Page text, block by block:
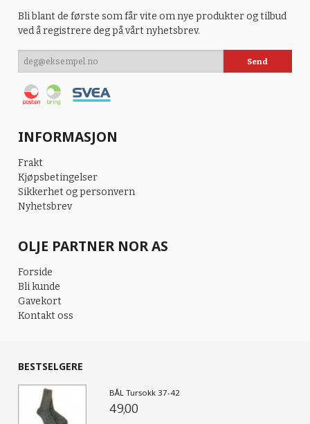
Bli blant de første som får vite om nye produkter og tilbud
ved å registrere deg på vårt nyhetsbrev.
INFORMASJON
Frakt
Kjøpsbetingelser
Sikkerhet og personvern
Nyhetsbrev
OLJE PARTNER NOR AS
Forside
Bli kunde
Gavekort
Kontakt oss
BESTSELGERE
BÅL Tursokk 37-42
49,00